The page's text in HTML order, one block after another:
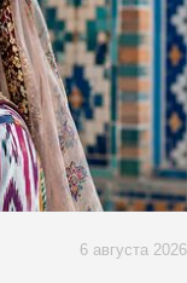
6 августа 2026